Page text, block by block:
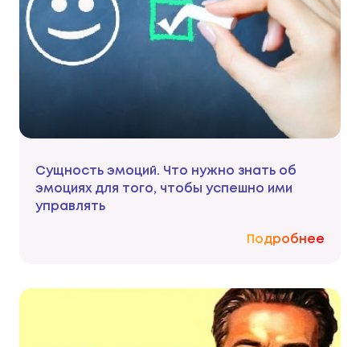
Сущность эмоций. Что нужно знать об
эмоциях для того, чтобы успешно ими
управлять
Подробнее